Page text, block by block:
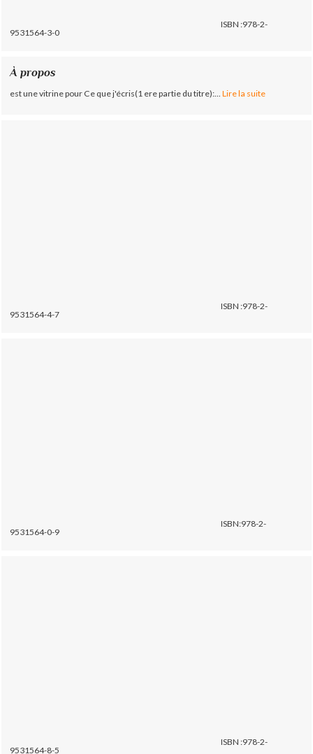
ISBN :978-2-
9531564-3-0
À propos
est une vitrine pour Ce que j'écris(1 ere partie du titre):... Lire la suite
ISBN :978-2-
9531564-4-7
ISBN:978-2-
9531564-0-9
ISBN :978-2-
9531564-8-5